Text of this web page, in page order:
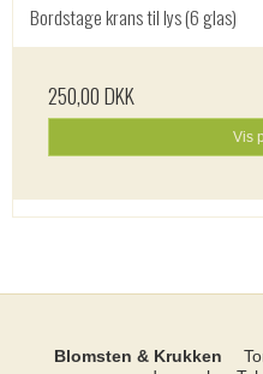
Bordstage krans til lys (6 glas)
250,00 DKK
Vis
Blomsten & Krukken